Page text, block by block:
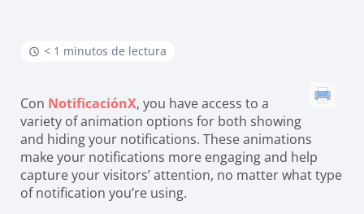
< 1 minutos de lectura
Con NotificaciónX, you have access to a
variety of animation options for both showing
and hiding your notifications. These animations
make your notifications more engaging and help
capture your visitors’ attention, no matter what type
of notification you’re using.